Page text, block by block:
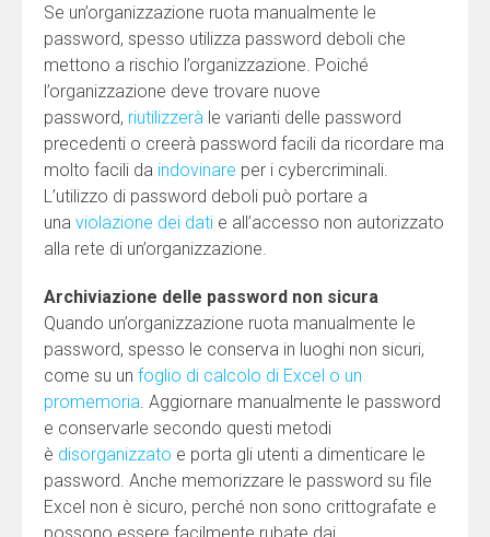
Se un’organizzazione ruota manualmente le
password, spesso utilizza password deboli che
mettono a rischio l’organizzazione. Poiché
l’organizzazione deve trovare nuove
password, riutilizzerà le varianti delle password
precedenti o creerà password facili da ricordare ma
molto facili da indovinare per i cybercriminali.
L’utilizzo di password deboli può portare a
una violazione dei dati e all’accesso non autorizzato
alla rete di un’organizzazione.
Archiviazione delle password non sicura
Quando un’organizzazione ruota manualmente le
password, spesso le conserva in luoghi non sicuri,
come su un foglio di calcolo di Excel o un
promemoria. Aggiornare manualmente le password
e conservarle secondo questi metodi
è disorganizzato e porta gli utenti a dimenticare le
password. Anche memorizzare le password su file
Excel non è sicuro, perché non sono crittografate e